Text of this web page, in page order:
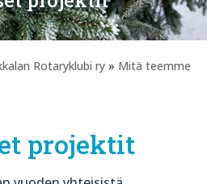
Rotaryklubi ry » Mitä teemme
projektit